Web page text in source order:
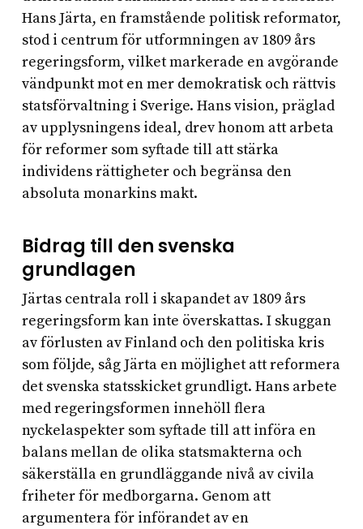
Hans Järta, en framstående politisk reformator,
stod i centrum för utformningen av 1809 års
regeringsform, vilket markerade en avgörande
vändpunkt mot en mer demokratisk och rättvis
statsförvaltning i Sverige. Hans vision, präglad
av upplysningens ideal, drev honom att arbeta
för reformer som syftade till att stärka
individens rättigheter och begränsa den
absoluta monarkins makt.
Bidrag till den svenska
grundlagen
Järtas centrala roll i skapandet av 1809 års
regeringsform kan inte överskattas. I skuggan
av förlusten av Finland och den politiska kris
som följde, såg Järta en möjlighet att reformera
det svenska statsskicket grundligt. Hans arbete
med regeringsformen innehöll flera
nyckelaspekter som syftade till att införa en
balans mellan de olika statsmakterna och
säkerställa en grundläggande nivå av civila
friheter för medborgarna. Genom att
argumentera för införandet av en